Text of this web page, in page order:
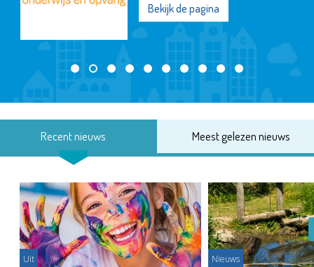
Bekijk de pagina
Recent nieuws Meest gelezen nieuws
Uit Nieuws